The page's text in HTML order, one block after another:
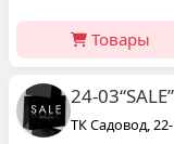
Товары
ТК Садовод,